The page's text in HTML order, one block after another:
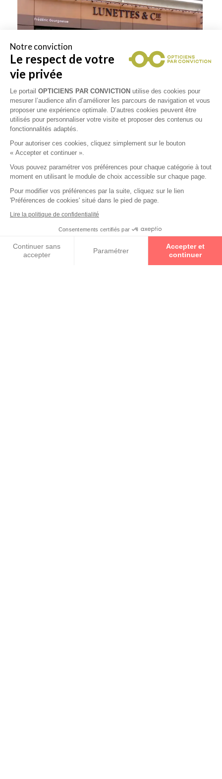
Collections
VUARNET
ENTOURAGE OF 7
Notre conviction
Le respect de votre
vie privée
Le portail OPTICIENS PAR CONVICTION utilise des cookies pour
mesurer l’audience afin d’améliorer les parcours de navigation et vous
proposer une expérience optimale. D’autres cookies peuvent être
utilisés pour personnaliser votre visite et proposer des contenus ou
fonctionnalités adaptés.
Pour autoriser ces cookies, cliquez simplement sur le bouton
« Accepter et continuer ».
Vous pouvez paramétrer vos préférences pour chaque catégorie à tout
moment en utilisant le module de choix accessible sur chaque page.
Pour modifier vos préférences par la suite, cliquez sur le lien
'Préférences de cookies' situé dans le pied de page.
Lire la politique de confidentialité
Consentements certifiés par
Continuer sans
accepter
Paramétrer
Accepter et
continuer